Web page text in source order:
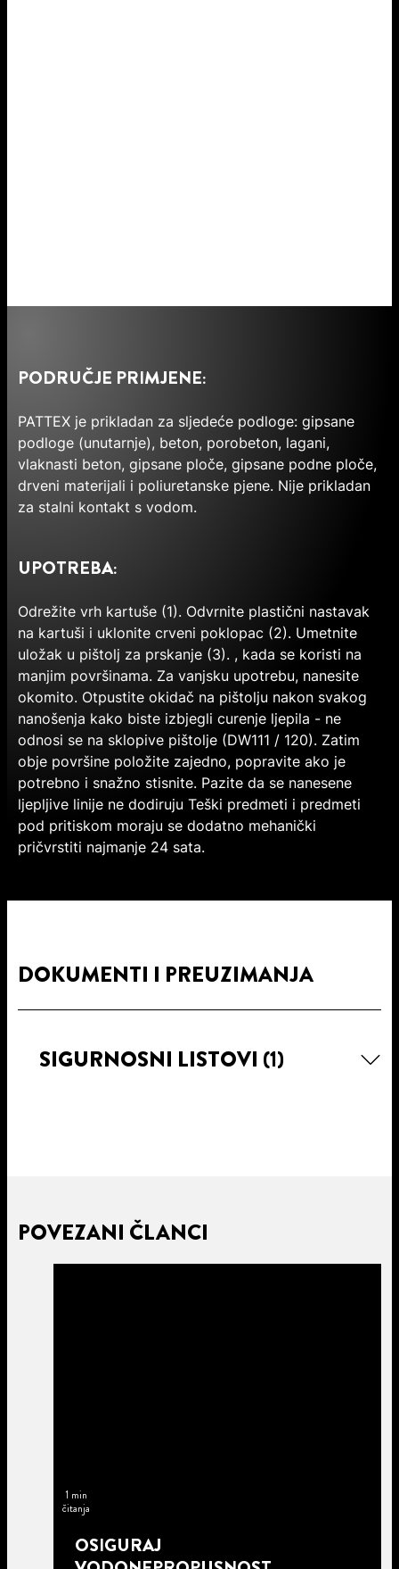
PODRUČJE PRIMJENE:
PATTEX je prikladan za sljedeće podloge: gipsane
podloge (unutarnje), beton, porobeton, lagani,
vlaknasti beton, gipsane ploče, gipsane podne ploče,
drveni materijali i poliuretanske pjene. Nije prikladan
za stalni kontakt s vodom.
UPOTREBA:
Odrežite vrh kartuše (1). Odvrnite plastični nastavak
na kartuši i uklonite crveni poklopac (2). Umetnite
uložak u pištolj za prskanje (3). , kada se koristi na
manjim površinama. Za vanjsku upotrebu, nanesite
okomito. Otpustite okidač na pištolju nakon svakog
nanošenja kako biste izbjegli curenje ljepila - ne
odnosi se na sklopive pištolje (DW111 / 120). Zatim
obje površine položite zajedno, popravite ako je
potrebno i snažno stisnite. Pazite da se nanesene
ljepljive linije ne dodiruju Teški predmeti i predmeti
pod pritiskom moraju se dodatno mehanički
pričvrstiti najmanje 24 sata.
DOKUMENTI I PREUZIMANJA
SIGURNOSNI LISTOVI (1)
POVEZANI ČLANCI
1 min
čitanja
OSIGURAJ